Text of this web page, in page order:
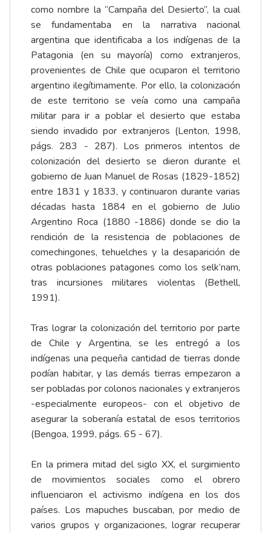
como nombre la “Campaña del Desierto”, la cual
se fundamentaba en la narrativa nacional
argentina que identificaba a los indígenas de la
Patagonia (en su mayoría) como extranjeros,
provenientes de Chile que ocuparon el territorio
argentino ilegítimamente. Por ello, la colonización
de este territorio se veía como una campaña
militar para ir a poblar el desierto que estaba
siendo invadido por extranjeros (Lenton, 1998,
págs. 283 - 287). Los primeros intentos de
colonización del desierto se dieron durante el
gobierno de Juan Manuel de Rosas (1829-1852)
entre 1831 y 1833, y continuaron durante varias
décadas hasta 1884 en el gobierno de Julio
Argentino Roca (1880 -1886) donde se dio la
rendición de la resistencia de poblaciones de
comechingones, tehuelches y la desaparición de
otras poblaciones patagones como los selk’nam,
tras incursiones militares violentas (Bethell,
1991).
Tras lograr la colonización del territorio por parte
de Chile y Argentina, se les entregó a los
indígenas una pequeña cantidad de tierras donde
podían habitar, y las demás tierras empezaron a
ser pobladas por colonos nacionales y extranjeros
-especialmente europeos- con el objetivo de
asegurar la soberanía estatal de esos territorios
(Bengoa, 1999, págs. 65 - 67).
En la primera mitad del siglo XX, el surgimiento
de movimientos sociales como el obrero
influenciaron el activismo indígena en los dos
países. Los mapuches buscaban, por medio de
varios grupos y organizaciones, lograr recuperar